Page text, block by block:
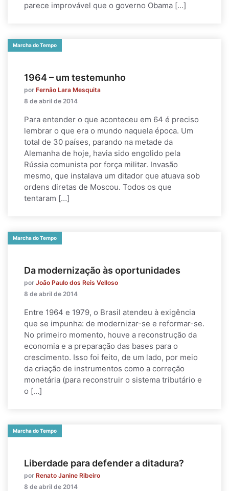
parece improvável que o governo Obama […]
Marcha do Tempo
1964 – um testemunho
por Fernão Lara Mesquita
8 de abril de 2014
Para entender o que aconteceu em 64 é preciso
lembrar o que era o mundo naquela época. Um
total de 30 países, parando na metade da
Alemanha de hoje, havia sido engolido pela
Rússia comunista por força militar. Invasão
mesmo, que instalava um ditador que atuava sob
ordens diretas de Moscou. Todos os que
tentaram […]
Marcha do Tempo
Da modernização às oportunidades
por João Paulo dos Reis Velloso
8 de abril de 2014
Entre 1964 e 1979, o Brasil atendeu à exigência
que se impunha: de modernizar-se e reformar-se.
No primeiro momento, houve a reconstrução da
economia e a preparação das bases para o
crescimento. Isso foi feito, de um lado, por meio
da criação de instrumentos como a correção
monetária (para reconstruir o sistema tributário e
o […]
Marcha do Tempo
Liberdade para defender a ditadura?
por Renato Janine Ribeiro
8 de abril de 2014